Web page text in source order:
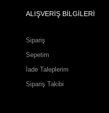
ALIŞVERİŞ BİLGİLERİ
Sipariş
Sepetim
İade Taleplerim
Sipariş Takibi